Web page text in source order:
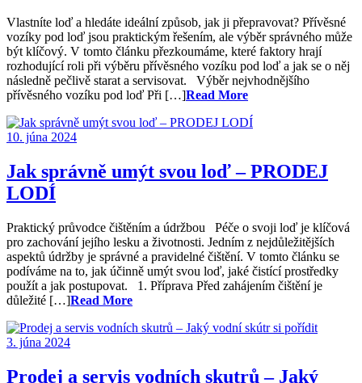
Vlastníte loď a hledáte ideální způsob, jak ji přepravovat? Přívěsné
vozíky pod loď jsou praktickým řešením, ale výběr správného může
být klíčový. V tomto článku přezkoumáme, které faktory hrají
rozhodující roli při výběru přívěsného vozíku pod loď a jak se o něj
následně pečlivě starat a servisovat. Výběr nejvhodnějšího
přívěsného vozíku pod loď Při […]Read More
10. júna 2024
Jak správně umýt svou loď – PRODEJ
LODÍ
Praktický průvodce čištěním a údržbou Péče o svoji loď je klíčová
pro zachování jejího lesku a životnosti. Jedním z nejdůležitějších
aspektů údržby je správné a pravidelné čištění. V tomto článku se
podíváme na to, jak účinně umýt svou loď, jaké čistící prostředky
použít a jak postupovat. 1. Příprava Před zahájením čištění je
důležité […]Read More
3. júna 2024
Prodej a servis vodních skutrů – Jaký